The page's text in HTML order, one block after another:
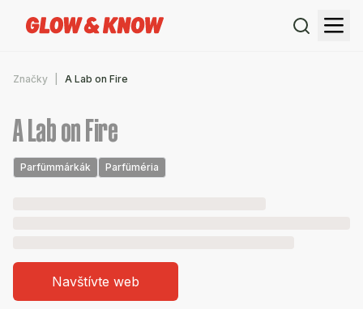
Značky A Lab on Fire
A Lab on Fire
Parfümmárkák Parfüméria
Navštívte web